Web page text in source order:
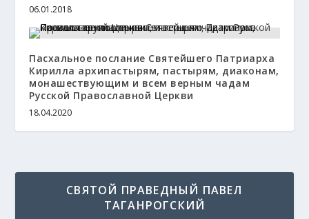
06.01.2018
Пасхальное послание Святейшего Патриарха
Кирилла архипастырям, пастырям, диаконам,
монашествующим и всем верным чадам
Русской Православной Церкви
18.04.2020
СВЯТОЙ ПРАВЕДНЫЙ ПАВЕЛ
ТАГАНРОГСКИЙ